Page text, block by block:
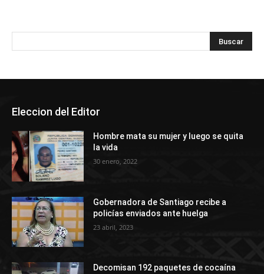
Eleccion del Editor
Hombre mata su mujer y luego se quita
la vida
30 enero, 2022
Gobernadora de Santiago recibe a
policías enviados ante huelga
23 abril, 2023
Decomisan 192 paquetes de cocaína